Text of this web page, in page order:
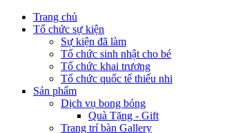
Trang chủ
Tổ chức sự kiện
Sự kiện đã làm
Tổ chức sinh nhật cho bé
Tổ chức khai trương
Tổ chức quốc tế thiếu nhi
Sản phẩm
Dịch vụ bong bóng
Quà Tặng - Gift
Trang trí bàn Gallery